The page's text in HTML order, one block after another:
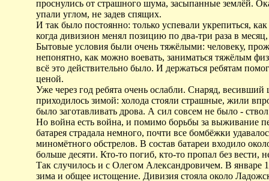
проснулись от страшного шума, засыпанные землёй.
упали углом, не задев спящих.
И так было постоянно: только успевали укрепиться,
когда дивизион менял позицию по два-три раза в
Бытовые условия были очень тяжёлыми: человеку,
непонятно, как можно воевать, заниматься тяжёлым
всё это действительно было. И держаться ребятам
ценой.
Уже через год ребята очень ослабли. Снаряд,
приходилось зимой: холода стояли страшные, жили
было заготавливать дрова. А сил совсем не было -
Но война есть война, и помимо борьбы за выживание
батарея страдала немного, почти все бомбёжки
миномётного обстрелов. В состав батареи входило
больше десяти. Кто-то погиб, кто-то пропал без
Так случилось и с Олегом Александровичем. В январе
зима и общее истощение. Дивизия стояла около